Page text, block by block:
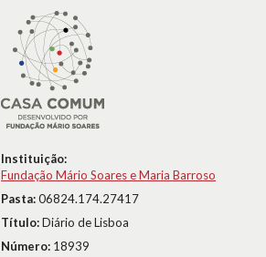
Instituição:
Fundação Mário Soares e Maria Barroso
Pasta:06824.174.27417
Título:Diário de Lisboa
Número: 18939